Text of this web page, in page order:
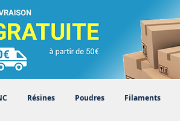
Résines Poudres Filaments